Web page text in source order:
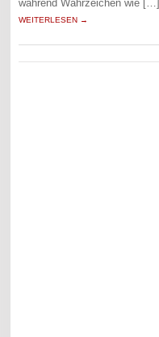
während Wahrzeichen wie […]
WEITERLESEN →